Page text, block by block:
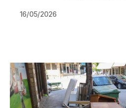
16/05/2026